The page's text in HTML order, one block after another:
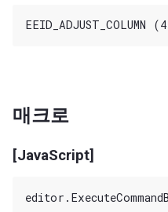
매크로
[JavaScript]